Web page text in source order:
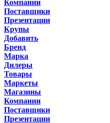
Компании
Поставщики
Презентации
Крупы
Добавить
Бренд
Марка
Дилеры
Товары
Маркеты
Магазины
Компании
Поставщики
Презентации